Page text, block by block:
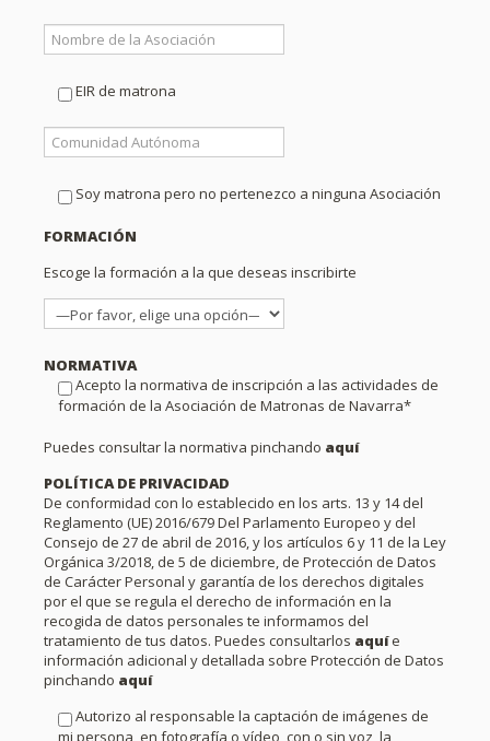
EIR de matrona
Soy matrona pero no pertenezco a ninguna Asociación
FORMACIÓN
Escoge la formación a la que deseas inscribirte
NORMATIVA
Acepto la normativa de inscripción a las actividades de
formación de la Asociación de Matronas de Navarra*
Puedes consultar la normativa pinchando aquí
POLÍTICA DE PRIVACIDAD
De conformidad con lo establecido en los arts. 13 y 14 del
Reglamento (UE) 2016/679 Del Parlamento Europeo y del
Consejo de 27 de abril de 2016, y los artículos 6 y 11 de la Ley
Orgánica 3/2018, de 5 de diciembre, de Protección de Datos
de Carácter Personal y garantía de los derechos digitales
por el que se regula el derecho de información en la
recogida de datos personales te informamos del
tratamiento de tus datos. Puedes consultarlos aquíe
información adicional y detallada sobre Protección de Datos
pinchando aquí
Autorizo al responsable la captación de imágenes de
mi persona, en fotografía o vídeo, con o sin voz, la